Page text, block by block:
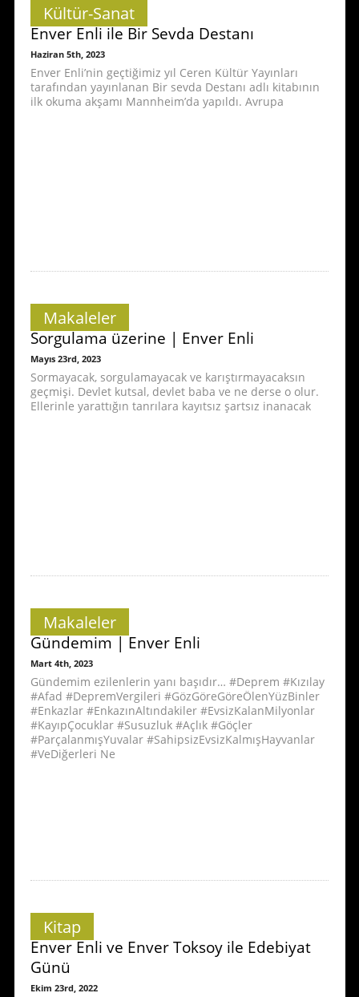
Kültür-Sanat
Enver Enli ile Bir Sevda Destanı
Haziran 5th, 2023
Enver Enli’nin geçtiğimiz yıl Ceren Kültür Yayınları
tarafından yayınlanan Bir sevda Destanı adlı kitabının
ilk okuma akşamı Mannheim’da yapıldı. Avrupa
Makaleler
Sorgulama üzerine | Enver Enli
Mayıs 23rd, 2023
Sormayacak, sorgulamayacak ve karıştırmayacaksın
geçmişi. Devlet kutsal, devlet baba ve ne derse o olur.
Ellerinle yarattığın tanrılara kayıtsız şartsız inanacak
Makaleler
Gündemim | Enver Enli
Mart 4th, 2023
Gündemim ezilenlerin yanı başıdır… #Deprem #Kızılay
#Afad #DepremVergileri #GözGöreGöreÖlenYüzBinler
#Enkazlar #EnkazınAltındakiler #EvsizKalanMilyonlar
#KayıpÇocuklar #Susuzluk #Açlık #Göçler
#ParçalanmışYuvalar #SahipsizEvsizKalmışHayvanlar
#VeDiğerleri Ne
Kitap
Enver Enli ve Enver Toksoy ile Edebiyat
Günü
Ekim 23rd, 2022